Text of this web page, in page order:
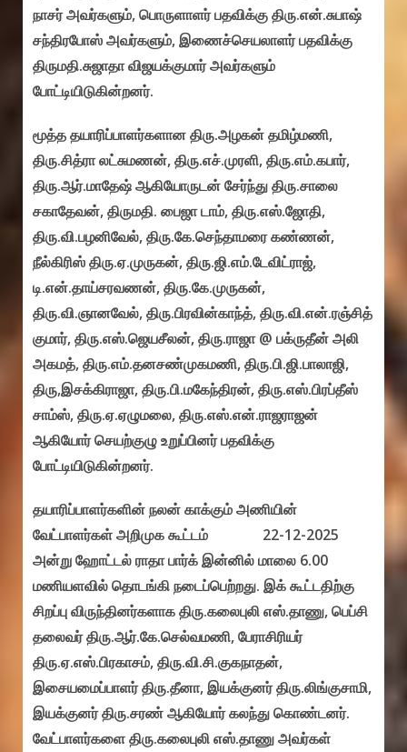
நாசர் அவர்களும், பொருளாளர் பதவிக்கு திரு.என்.சுபாஷ்
சந்திரபோஸ் அவர்களும், இணைச்செயலாளர் பதவிக்கு
திருமதி.சுஜாதா விஜயக்குமார் அவர்களும்
போட்டியிடுகின்றனர்.
மூத்த தயாரிப்பாளர்களான திரு.அழகன் தமிழ்மணி,
திரு.சித்ரா லட்சுமணன், திரு.எச்.முரளி, திரு.எம்.கபார்,
திரு.ஆர்.மாதேஷ் ஆகியோருடன் சேர்ந்து திரு.சாலை
சகாதேவன், திருமதி. பைஜா டாம், திரு.எஸ்.ஜோதி,
திரு.வி.பழனிவேல், திரு.கே.செந்தாமரை கண்ணன்,
நீல்கிரிஸ் திரு.ஏ.முருகன், திரு.ஜி.எம்.டேவிட்ராஜ்,
டி.என்.தாய்சரவணன், திரு.கே.முருகன்,
திரு.வி.ஞானவேல், திரு.பிரவின்காந்த், திரு.வி.என்.ரஞ்சித்
குமார், திரு.எஸ்.ஜெயசீலன், திரு.ராஜா @ பக்ருதீன் அலி
அகமத், திரு.எம்.தனசண்முகமணி, திரு.பி.ஜி.பாலாஜி,
திரு,இசக்கிராஜா, திரு.பி.மகேந்திரன், திரு.எஸ்.பிரப்தீஸ்
சாம்ஸ், திரு.ஏ.ஏழுமலை, திரு.எஸ்.என்.ராஜராஜன்
ஆகியோர் செயற்குழு உறுப்பினர் பதவிக்கு
போட்டியிடுகின்றனர்.
தயாரிப்பாளர்களின் நலன் காக்கும் அணியின்
வேட்பாளர்கள் அறிமுக கூட்டம் 22-12-2025
அன்று ஹோட்டல் ராதா பார்க் இன்னில் மாலை 6.00
மணியளவில் தொடங்கி நடைப்பெற்றது. இக் கூட்டதிற்கு
சிறப்பு விருந்தினர்களாக திரு.கலைபுலி எஸ்.தாணு, பெப்சி
தலைவர் திரு.ஆர்.கே.செல்வமணி, பேராசிரியர்
திரு.ஏ.எஸ்.பிரகாசம், திரு.வி.சி.குகநாதன்,
இசையமைப்பாளர் திரு.தீனா, இயக்குனர் திரு.லிங்குசாமி,
இயக்குனர் திரு.சரண் ஆகியோர் கலந்து கொண்டனர்.
வேட்பாளர்களை திரு.கலைபுலி எஸ்.தாணு அவர்கள்